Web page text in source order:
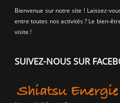
Bienvenue sur notre site ! Laissez-
entre toutes nos activités ? Le bien-
visite !
SUIVEZ-NOUS SUR